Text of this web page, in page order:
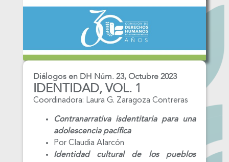
Diálogos en DH Núm. 23, Octubre 2023
IDENTIDAD, VOL. 1
Coordinadora: Laura G. Zaragoza Contreras
Contranarrativa isdentitaria para una
adolescencia pacífica
Por Claudia Alarcón
Identidad cultural de los pueblos